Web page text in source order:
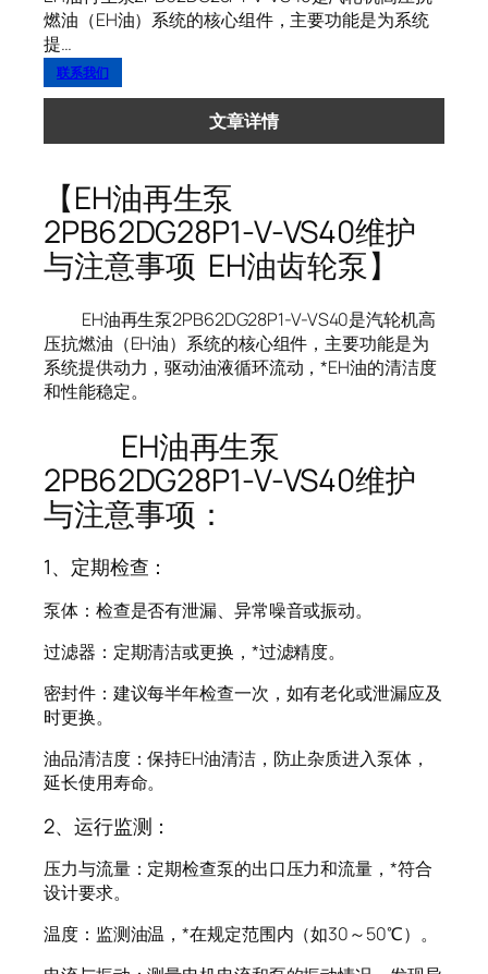
燃油（EH油）系统的核心组件，主要功能是为系统
提…
联系我们
文章详情
【EH油再生泵
2PB62DG28P1-V-VS40维护
与注意事项 EH油齿轮泵】
EH油再生泵2PB62DG28P1-V-VS40是汽轮机高
压抗燃油（EH油）系统的核心组件，主要功能是为
系统提供动力，驱动油液循环流动，*EH油的清洁度
和性能稳定。
EH油再生泵
2PB62DG28P1-V-VS40维护
与注意事项：
1、定期检查：
泵体：检查是否有泄漏、异常噪音或振动。
过滤器：定期清洁或更换，*过滤精度。
密封件：建议每半年检查一次，如有老化或泄漏应及
时更换。
油品清洁度：保持EH油清洁，防止杂质进入泵体，
延长使用寿命。
2、运行监测：
压力与流量：定期检查泵的出口压力和流量，*符合
设计要求。
温度：监测油温，*在规定范围内（如30～50℃）。